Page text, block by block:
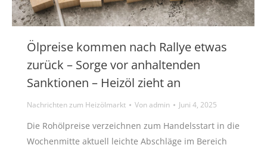
Ölpreise kommen nach Rallye etwas
zurück – Sorge vor anhaltenden
Sanktionen – Heizöl zieht an
Nachrichten zum Heizölmarkt Vonadmin Juni 4, 2025
Die Rohölpreise verzeichnen zum Handelsstart in die
Wochenmitte aktuell leichte Abschläge im Bereich